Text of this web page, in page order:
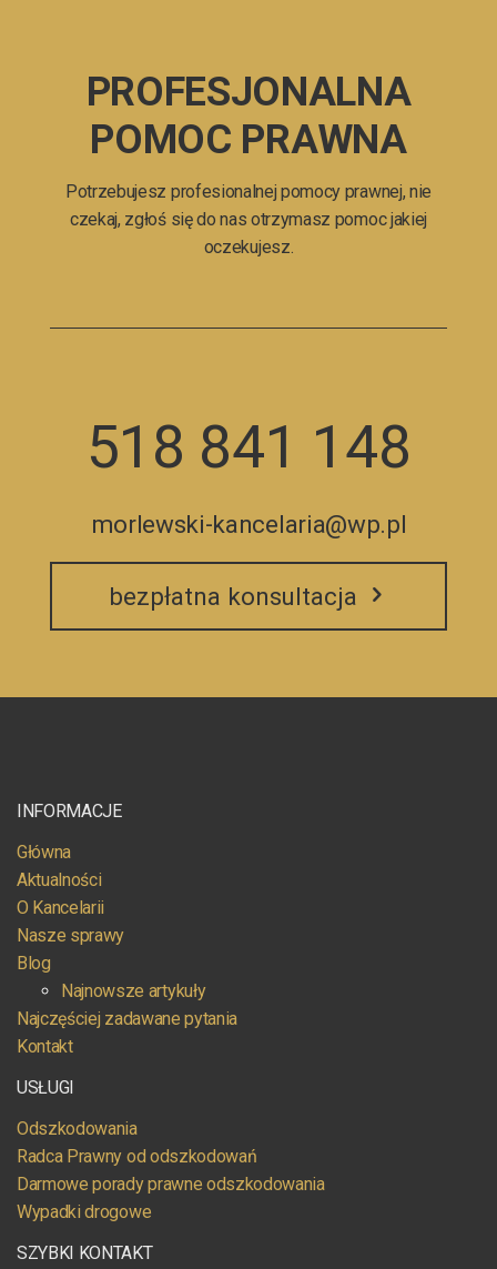
PROFESJONALNA
POMOC PRAWNA
Potrzebujesz profesionalnej pomocy prawnej, nie
czekaj, zgłoś się do nas otrzymasz pomoc jakiej
oczekujesz.
518 841 148
morlewski-kancelaria@wp.pl
bezpłatna konsultacja
INFORMACJE
Główna
Aktualności
O Kancelarii
Nasze sprawy
Blog
Najnowsze artykuły
Najczęściej zadawane pytania
Kontakt
USŁUGI
Odszkodowania
Radca Prawny od odszkodowań
Darmowe porady prawne odszkodowania
Wypadki drogowe
SZYBKI KONTAKT